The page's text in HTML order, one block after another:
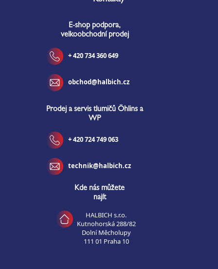
E-shop podpora,
velkoobchodní prodej
+ 420 734 360 649
obchod@halbich.cz
Prodej a servis tlumičů Öhlins a
WP
+ 420 724 749 063
technik@halbich.cz
Kde nás můžete
najít
HALBICH s.r.o.
Kutnohorská 288/82
Dolní Měcholupy
111 01 Praha 10